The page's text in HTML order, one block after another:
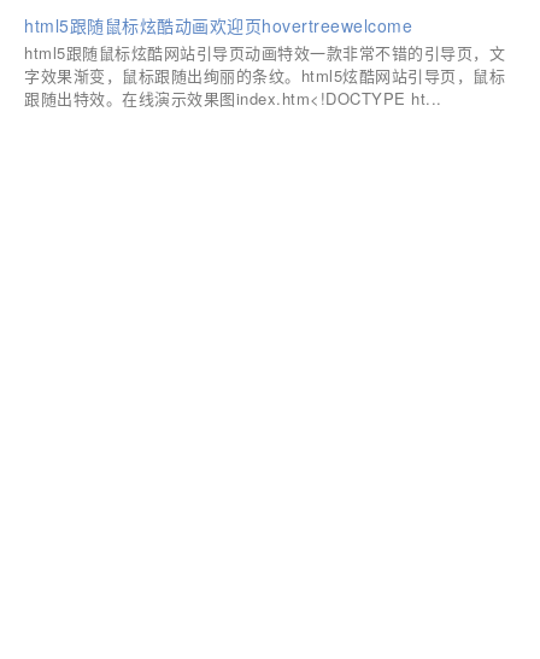
html5跟随鼠标炫酷动画欢迎页hovertreewelcome
html5跟随鼠标炫酷网站引导页动画特效一款非常不错的引导页，文
字效果渐变，鼠标跟随出绚丽的条纹。html5炫酷网站引导页，鼠标
跟随出特效。在线演示效果图index.htm<!DOCTYPE ht...